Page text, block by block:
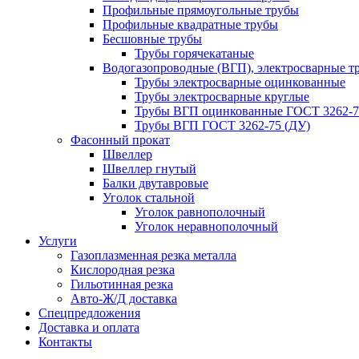
Профильные прямоугольные трубы
Профильные квадратные трубы
Бесшовные трубы
Трубы горячекатаные
Водогазопроводные (ВГП), электросварные
Трубы электросварные оцинкованные
Трубы электросварные круглые
Трубы ВГП оцинкованные ГОСТ 3262-
Трубы ВГП ГОСТ 3262-75 (ДУ)
Фасонный прокат
Швеллер
Швеллер гнутый
Балки двутавровые
Уголок стальной
Уголок равнополочный
Уголок неравнополочный
Услуги
Газоплазменная резка металла
Кислородная резка
Гильотинная резка
Авто-Ж/Д доставка
Спецпредложения
Доставка и оплата
Контакты